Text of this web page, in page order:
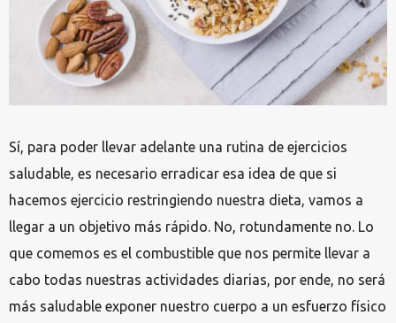
Sí, para poder llevar adelante una rutina de ejercicios
saludable, es necesario erradicar esa idea de que si
hacemos ejercicio restringiendo nuestra dieta, vamos a
llegar a un objetivo más rápido. No, rotundamente no. Lo
que comemos es el combustible que nos permite llevar a
cabo todas nuestras actividades diarias, por ende, no será
más saludable exponer nuestro cuerpo a un esfuerzo físico